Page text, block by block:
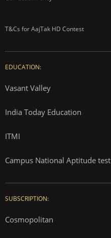
T&Cs for AajTak HD Contest
EDUCATION:
Vasant Valley
India Today Education
ITMI
Campus National Aptitude test
SUBSCRIPTION:
Cosmopolitan